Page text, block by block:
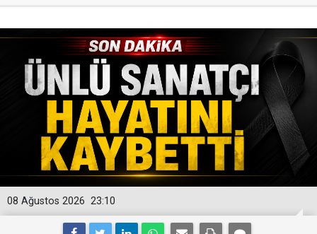
23:10
08 Ağustos 2026